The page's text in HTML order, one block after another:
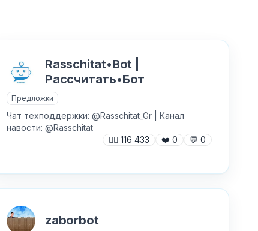
Rasschitat•Bot |
Рассчитать•Бот
Предложки
Чат техподдержки: @Rasschitat_Gr | Канал
навости: @Rasschitat
🙍‍♂️ 116 433 ❤️ 0 💬 0
zaborbot